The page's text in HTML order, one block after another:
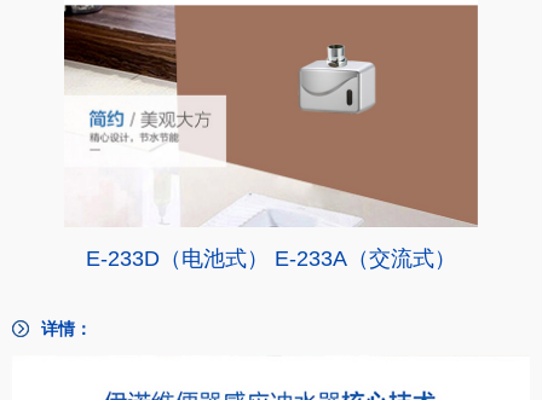
E-233D（电池式） E-233A（交流式）
详情：